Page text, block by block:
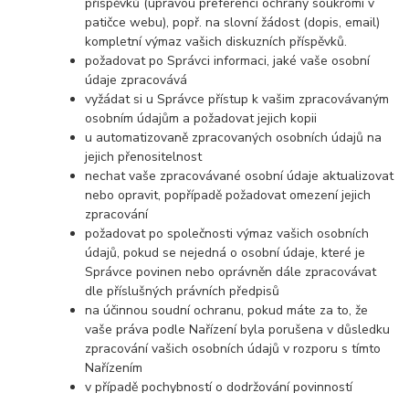
příspěvků (úpravou preferencí ochrany soukromí v
patičce webu), popř. na slovní žádost (dopis, email)
kompletní výmaz vašich diskuzních příspěvků.
požadovat po Správci informaci, jaké vaše osobní
údaje zpracovává
vyžádat si u Správce přístup k vašim zpracovávaným
osobním údajům a požadovat jejich kopii
u automatizovaně zpracovaných osobních údajů na
jejich přenositelnost
nechat vaše zpracovávané osobní údaje aktualizovat
nebo opravit, popřípadě požadovat omezení jejich
zpracování
požadovat po společnosti výmaz vašich osobních
údajů, pokud se nejedná o osobní údaje, které je
Správce povinen nebo oprávněn dále zpracovávat
dle příslušných právních předpisů
na účinnou soudní ochranu, pokud máte za to, že
vaše práva podle Nařízení byla porušena v důsledku
zpracování vašich osobních údajů v rozporu s tímto
Nařízením
v případě pochybností o dodržování povinností